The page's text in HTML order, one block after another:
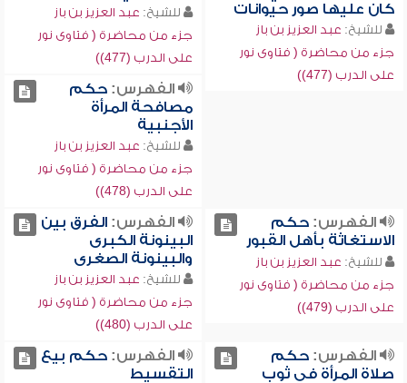
كان عليها صور حيوانات
للشيخ: عبد العزيز بن باز
جزء من محاضرة ( فتاوى نور
على الدرب (477))
للشيخ: عبد العزيز بن باز
جزء من محاضرة ( فتاوى نور
على الدرب (477))
الفهرس:حكم
مصافحة المرأة
الأجنبية
للشيخ: عبد العزيز بن باز
جزء من محاضرة ( فتاوى نور
على الدرب (478))
الفهرس:حكم
الاستغاثة بأهل القبور
للشيخ: عبد العزيز بن باز
جزء من محاضرة ( فتاوى نور
على الدرب (479))
الفهرس:الفرق بين
البينونة الكبرى
والبينونة الصغرى
للشيخ: عبد العزيز بن باز
جزء من محاضرة ( فتاوى نور
على الدرب (480))
الفهرس:حكم
صلاة المرأة في ثوب
الفهرس:حكم بيع
التقسيط